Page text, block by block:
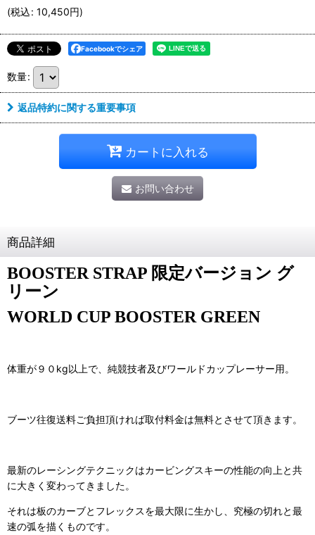
(税込: 10,450円)
Facebookでシェア
数量:
返品特約に関する重要事項
カートに入れる
お問い合わせ
商品詳細
BOOSTER STRAP 限定バージョン グ
リーン
WORLD CUP BOOSTER GREEN
体重が９０kg以上で、純競技者及びワールドカップレーサー用。
ブーツ往復送料ご負担頂ければ取付料金は無料とさせて頂きます。
最新のレーシングテクニックはカービングスキーの性能の向上と共
に大きく変わってきました。
それは板のカーブとフレックスを最大限に生かし、究極の切れと最
速の弧を描くものです。